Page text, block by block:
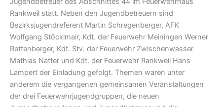
Rankweil statt. Neben den Jugendbetreuern sind
Bezirksjugendreferent Martin Schregenberger, AFK
Wolfgang Stöcklmair, Kdt. der Feuerwehr Meiningen Werner
Rettenberger, Kdt. Stv. der Feuerwehr Zwischenwasser
Mathias Natter und Kdt. der Feuerwehr Rankweil Hans
Lampert der Einladung gefolgt. Themen waren unter
anderem die vergangenen gemeinsamen Veranstaltungen
der drei Feuerwehrjugendgruppen, die neuen